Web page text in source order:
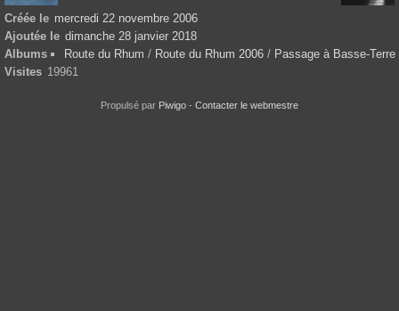
Créée le mercredi 22 novembre 2006
Ajoutée le dimanche 28 janvier 2018
Albums
Route du Rhum / Route du Rhum 2006 / Passage à Basse-Terre
Visites 19961
Propulsé par Piwigo - Contacter le webmestre